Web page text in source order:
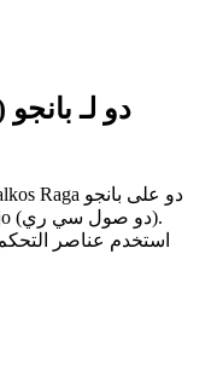
استخدم عناصر